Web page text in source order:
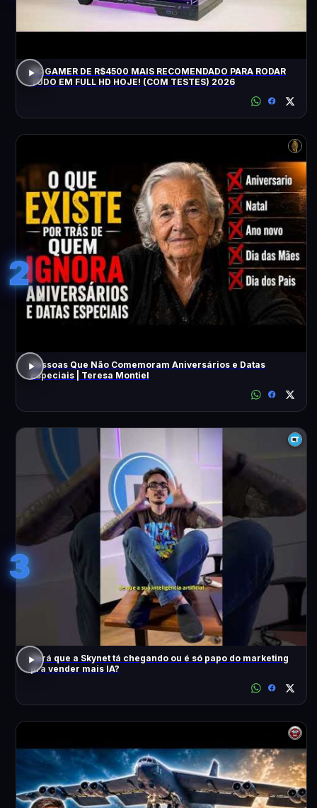
PC GAMER DE R$4500 MAIS RECOMENDADO PARA RODAR
TUDO EM FULL HD HOJE! (COM TESTES) 2026
2
Pessoas Que Não Comemoram Aniversários e Datas
Especiais | Teresa Montiel
3
Será que a Skynet tá chegando ou é só papo do marketing
pra vender mais IA?